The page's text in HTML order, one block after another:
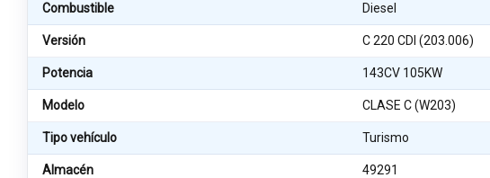
Combustible Diesel
Versión C 220 CDI (203.006)
Potencia 143CV 105KW
Modelo CLASE C (W203)
Tipo vehículo Turismo
Almacén 49291